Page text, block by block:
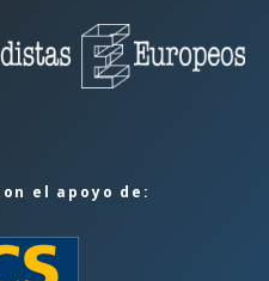
el apoyo de: